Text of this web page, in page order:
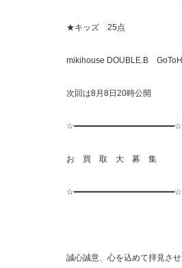
★キッズ 25点
mikihouse DOUBLE.B
次回は8月8日20時公開
☆━━━━━━━━━━━━━━━━━━━━━☆
お 買 取 大 募 集
☆━━━━━━━━━━━━━━━━━━━━━☆
誠心誠意、心を込めて拝見させ